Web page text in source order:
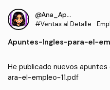
@Ana_Apuntes
#Ventas al Detalle ·
Apuntes-Ingles-para-el-
He publicado nuevos
ara-el-empleo-11.pdf